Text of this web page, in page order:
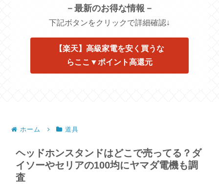
－最新のお得な情報－
下記ボタンをクリックで詳細確認↓
【楽天】高級家電を安く買うな
らここ▼ポイント高還元
ホーム 道具
ヘッドホンスタンドはどこで売ってる？ダ
イソーやセリアの100均にヤマダ電機も調
査